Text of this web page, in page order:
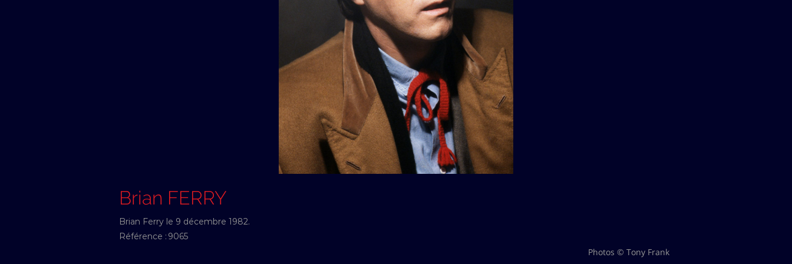
Brian FERRY
Brian Ferry le 9 décembre 1982.
Référence : 9065
Photos © Tony Frank